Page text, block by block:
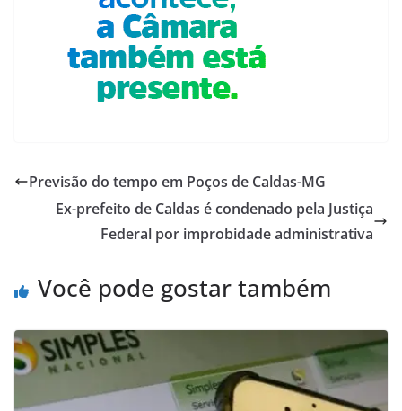
Previsão do tempo em Poços de Caldas-MG
Ex-prefeito de Caldas é condenado pela Justiça
Federal por improbidade administrativa
Você pode gostar também